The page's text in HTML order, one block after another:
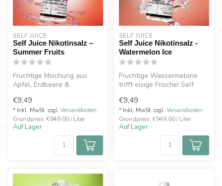
SELF JUICE
Self Juice Nikotinsalz –
Summer Fruits
Fruchtige Mischung aus
Apfel, Erdbeere &
Nikotinsalz, ...
€9,49
* Inkl. MwSt. zzgl. Versandkosten
Grundpreis: €949,00 / Liter
Auf Lager
SELF JUICE
Self Juice Nikotinsalz -
Watermelon Ice
Fruchtige Wassermelone
trifft eisige Frische! Self
10mg...
€9,49
* Inkl. MwSt. zzgl. Versandkosten
Grundpreis: €949,00 / Liter
Auf Lager